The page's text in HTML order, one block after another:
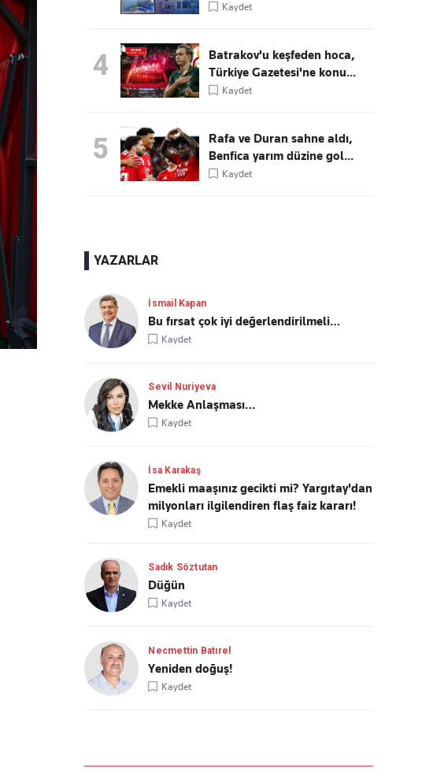
Kaydet
4
Batrakov'u keşfeden hoca,
Türkiye Gazetesi'ne konu...
Kaydet
5
Rafa ve Duran sahne aldı,
Benfica yarım düzine gol...
Kaydet
YAZARLAR
İsmail Kapan
Bu fırsat çok iyi değerlendirilmeli…
Kaydet
Sevil Nuriyeva
Mekke Anlaşması…
Kaydet
İsa Karakaş
Emekli maaşınız gecikti mi? Yargıtay'dan
milyonları ilgilendiren flaş faiz kararı!
Kaydet
Sadık Söztutan
Düğün
Kaydet
Necmettin Batırel
Yeniden doğuş!
Kaydet